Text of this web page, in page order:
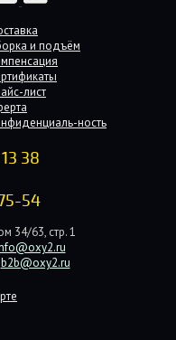
и подъём
лист
ность
38
54
34/63, стр. 1
b2b@oxy2.ru